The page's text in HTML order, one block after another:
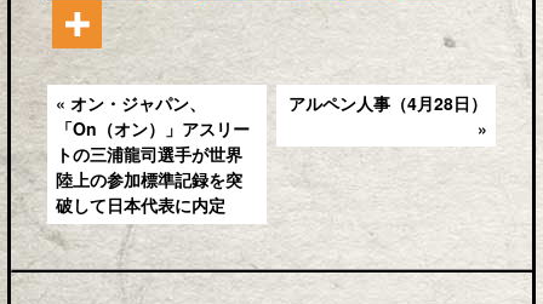
« オン・ジャパン、
「On（オン）」アスリー
トの三浦龍司選手が世界
陸上の参加標準記録を突
破して日本代表に内定
アルペン人事（4月28日）
»